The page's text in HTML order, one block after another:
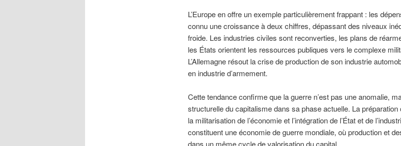
L’Europe en offre un exemple particulièrement frappant : les
connu une croissance à deux chiffres, dépassant des niveaux
froide. Les industries civiles sont reconverties, les plans de
les États orientent les ressources publiques vers le complexe
L’Allemagne résout la crise de production de son industrie
en industrie d’armement.
Cette tendance confirme que la guerre n’est pas une anomalie,
structurelle du capitalisme dans sa phase actuelle. La préparation
la militarisation de l’économie et l’intégration de l’État et de
constituent une économie de guerre mondiale, où production et
dans un même cycle de valorisation du capital.